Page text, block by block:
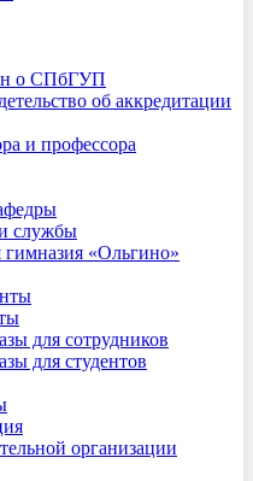
о СПбГУП
об аккредитации
и профессора
службы
«Ольгино»
для сотрудников
для студентов
организации